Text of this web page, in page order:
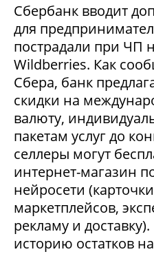
Сбербанк вводит
для
пострадали при ЧП
Wildberries. Как
Сбера, банк
скидки на
валюту,
пакетам услуг до
селлеры могут
интернет-магазин
нейросети
маркетплейсов,
рекламу и
историю остатков